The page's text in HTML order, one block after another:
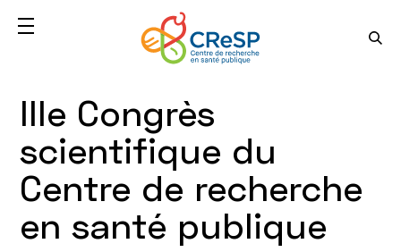
IIIe Congrès
scientifique du
Centre de recherche
en santé publique